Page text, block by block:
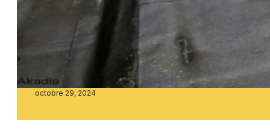
octobre 29, 2024